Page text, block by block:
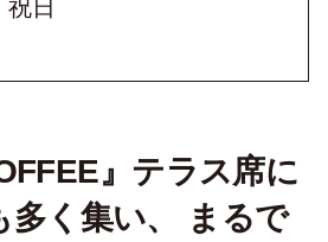
日
』テラス席に
多く集い、 まるで